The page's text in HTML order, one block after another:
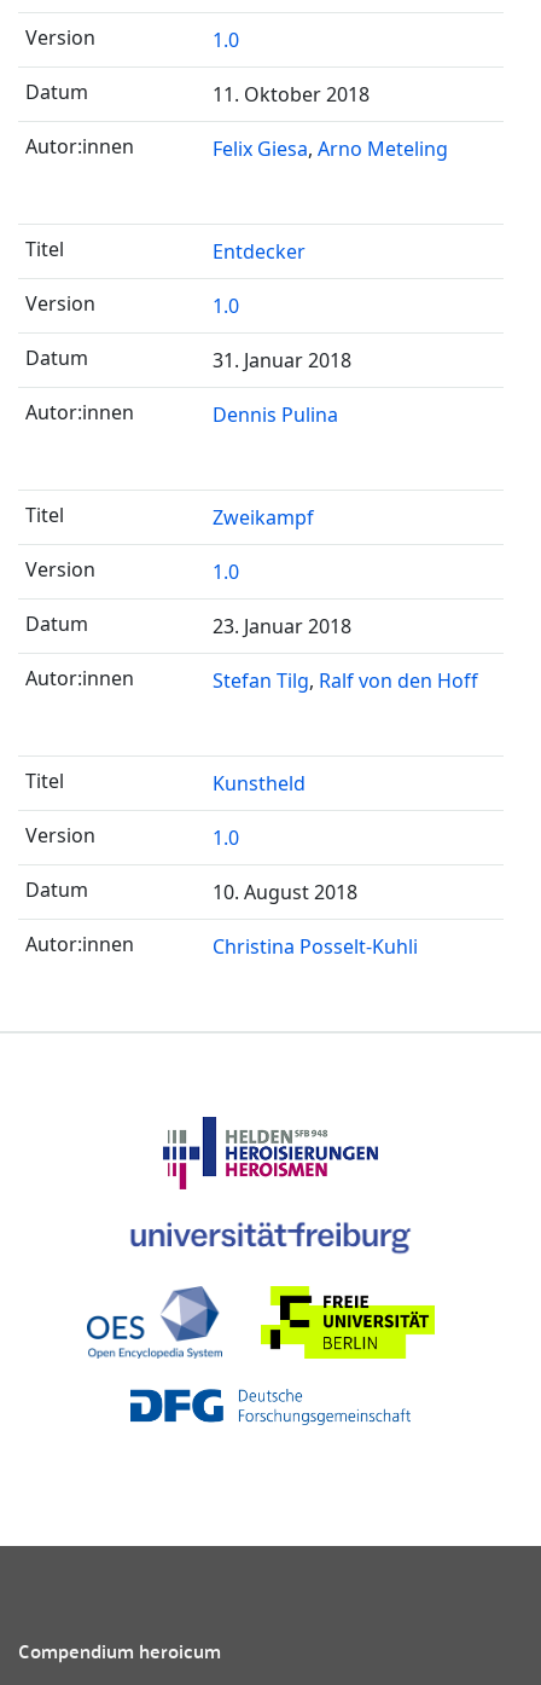
1.0
11. Oktober 2018
Felix Giesa Arno Meteling
Entdecker
1.0
31. Januar 2018
Dennis Pulina
Zweikampf
1.0
23. Januar 2018
Stefan Tilg Ralf von den Hoff
Kunstheld
1.0
10. August 2018
Christina Posselt-Kuhli
Compendium heroicum